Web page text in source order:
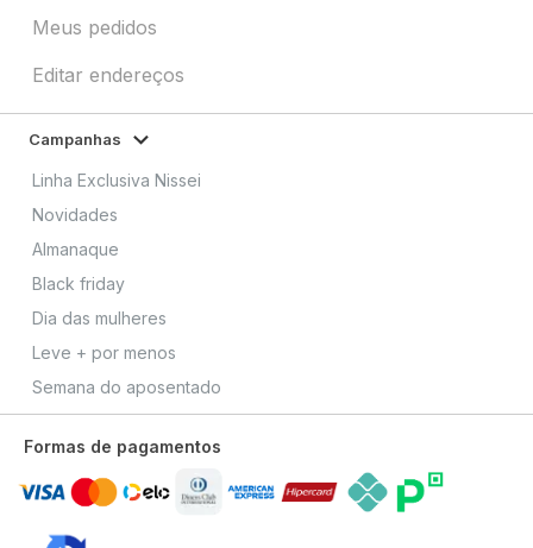
Meus pedidos
Editar endereços
Campanhas
Linha Exclusiva Nissei
Novidades
Almanaque
Black friday
Dia das mulheres
Leve + por menos
Semana do aposentado
Formas de pagamentos